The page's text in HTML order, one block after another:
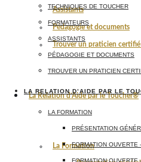
Assistants
Pédagogie et documents
Trouver un praticien certifié
La Relation d’Aide par le Toucher®
La Formation
TECHNIQUES DE TOUCHER
FORMATEURS
ASSISTANTS
PÉDAGOGIE ET DOCUMENTS
TROUVER UN PRATICIEN
LA RELATION D’AIDE PAR LE
LA FORMATION
PRÉSENTATION
FORMATION OUVERTE
FORMATION OUVERTE